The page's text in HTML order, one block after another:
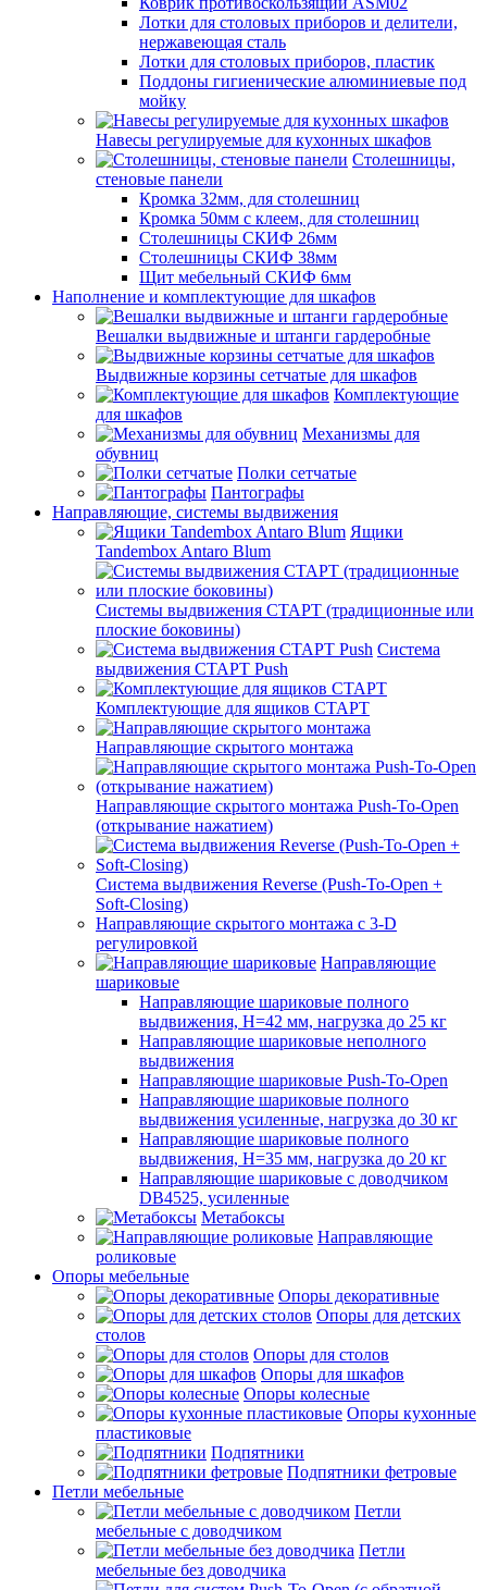
Лотки для столовых приборов и делители,
нержавеющая сталь
Лотки для столовых приборов, пластик
Поддоны гигиенические алюминиевые под
мойку
Навесы регулируемые для кухонных шкафов
Столешницы,
стеновые панели
Кромка 32мм, для столешниц
Кромка 50мм с клеем, для столешниц
Столешницы СКИФ 26мм
Столешницы СКИФ 38мм
Щит мебельный СКИФ 6мм
Наполнение и комплектующие для шкафов
Вешалки выдвижные и штанги гардеробные
Выдвижные корзины сетчатые для шкафов
Комплектующие
для шкафов
Механизмы для
обувниц
Полки сетчатые
Пантографы
Направляющие, системы выдвижения
Ящики
Tandembox Antaro Blum
Системы выдвижения СТАРТ (традиционные или
плоские боковины)
Система
выдвижения СТАРТ Push
Комплектующие для ящиков СТАРТ
Направляющие скрытого монтажа
Направляющие скрытого монтажа Push-To-Open
(открывание нажатием)
Система выдвижения Reverse (Push-To-Open +
Soft-Closing)
Направляющие скрытого монтажа с 3-D
регулировкой
Направляющие
шариковые
Направляющие шариковые полного
выдвижения, H=42 мм, нагрузка до 25 кг
Направляющие шариковые неполного
выдвижения
Направляющие шариковые Push-To-Open
Направляющие шариковые полного
выдвижения усиленные, нагрузка до 30 кг
Направляющие шариковые полного
выдвижения, H=35 мм, нагрузка до 20 кг
Направляющие шариковые с доводчиком
DB4525, усиленные
Метабоксы
Направляющие
роликовые
Опоры мебельные
Опоры декоративные
Опоры для детских
столов
Опоры для столов
Опоры для шкафов
Опоры колесные
Опоры кухонные
пластиковые
Подпятники
Подпятники фетровые
Петли мебельные
Петли
мебельные с доводчиком
Петли
мебельные без доводчика